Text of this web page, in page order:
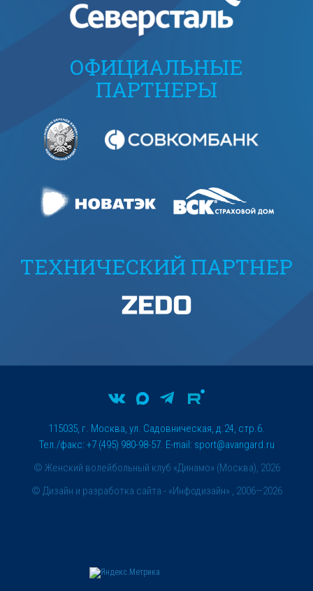
ОФИЦИАЛЬНЫЕ
ПАРТНЕРЫ
ТЕХНИЧЕСКИЙ ПАРТНЕР
© Женский волейбольный клуб «Динамо» (Москва), 2026
115035, г. Москва, ул. Садовническая, д.24, стр.6.
Тел./факс: +7 (495) 980-98-57. E-mail: sport@avangard.ru
© Дизайн и разработка сайта - «Инфодизайн» , 2006—2026